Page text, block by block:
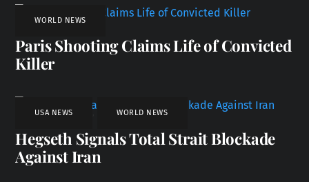
WORLD NEWS
Paris Shooting Claims Life of Convicted
Killer
USA NEWS WORLD NEWS
Hegseth Signals Total Strait Blockade
Against Iran